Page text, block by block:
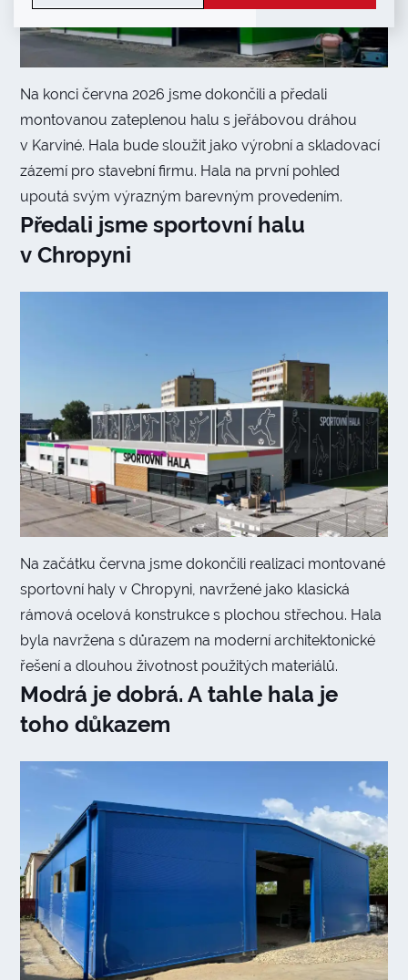
Na konci června 2026 jsme dokončili a předali
montovanou zateplenou halu s jeřábovou dráhou
v Karviné. Hala bude sloužit jako výrobní a skladovací
zázemí pro stavební firmu. Hala na první pohled
upoutá svým výrazným barevným provedením.
Předali jsme sportovní halu
v Chropyni
Na začátku června jsme dokončili realizaci montované
sportovní haly v Chropyni, navržené jako klasická
rámová ocelová konstrukce s plochou střechou. Hala
byla navržena s důrazem na moderní architektonické
řešení a dlouhou životnost použitých materiálů.
Modrá je dobrá. A tahle hala je
toho důkazem